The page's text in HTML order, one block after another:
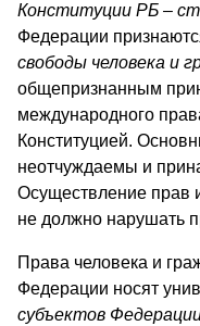
Конституции РБ –
Федерации
свободы человека и
общепризнанным
международного
Конституцией.
неотчуждаемы и
Осуществление прав
не должно нарушать
Права человека и
Федерации носят
субъектов